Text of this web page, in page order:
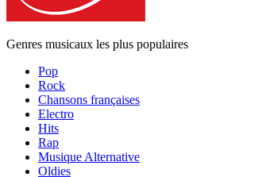
Genres musicaux les plus populaires
Pop
Rock
Chansons françaises
Electro
Hits
Rap
Musique Alternative
Oldies